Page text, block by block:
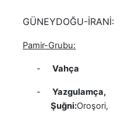
GÜNEYDOĞU-İRANİ:
Pamir-Grubu:
- Vahça
-
Yazgulamça,
Şuğni:Oroşori,